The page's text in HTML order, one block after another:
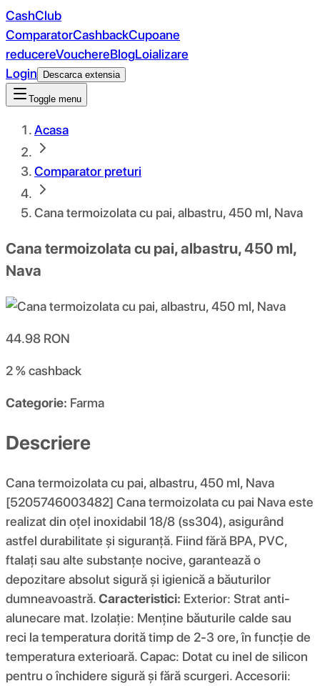
CashClub
ComparatorCashbackCupoane
reducereVouchereBlogLoializare
Login
Descarca extensia
Toggle menu
Acasa
Comparator preturi
Cana termoizolata cu pai, albastru, 450 ml, Nava
Cana termoizolata cu pai, albastru, 450 ml,
Nava
44.98 RON
2 %cashback
Categorie: Farma
Descriere
Cana termoizolata cu pai, albastru, 450 ml, Nava
[5205746003482] Cana termoizolata cu pai Nava este
realizat din oțel inoxidabil 18/8 (ss304), asigurând
astfel durabilitate și siguranță. Fiind fără BPA, PVC,
ftalați sau alte substanțe nocive, garantează o
depozitare absolut sigură și igienică a băuturilor
dumneavoastră.Caracteristici: Exterior: Strat anti-
alunecare mat. Izolație: Menține băuturile calde sau
reci la temperatura dorită timp de 2-3 ore, în funcție de
temperatura exterioară. Capac: Dotat cu inel de silicon
pentru o închidere sigură și fără scurgeri. Accesorii: